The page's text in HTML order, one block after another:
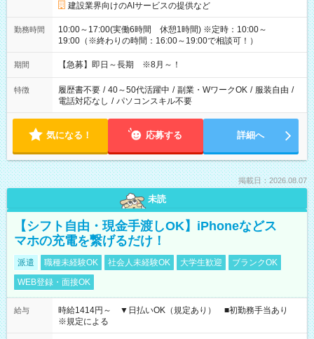
建設業界向けのAIサービスの提供など
勤務時間
10:00～17:00(実働6時間 休憩1時間) ※定時：10:00～
19:00（※終わりの時間：16:00～19:00で相談可！）
期間 【急募】即日～長期 ※8月～！
特徴 履歴書不要 / 40～50代活躍中 / 副業・WワークOK / 服装自由 /
電話対応なし / パソコンスキル不要
気になる！ 応募する 詳細へ
掲載日：2026.08.07
未読
【シフト自由・現金手渡しOK】iPhoneなどス
マホの充電を繋げるだけ！
派遣 職種未経験OK 社会人未経験OK 大学生歓迎
ブランクOK
WEB登録・面接OK
給与
時給1414円～ ▼日払いOK（規定あり） ■初勤務手当あり
※規定による